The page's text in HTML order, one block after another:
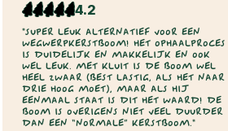
4.2
"SUPER LEUK ALTERNATIEF VOOR EEN
WEGWERPKERSTBOOM! HET OPHAALPROCES
IS DUIDELIJK EN MAKKELIJK EN OOK
WEL LEUK. MET KLUIT IS DE BOOM WEL
HEEL ZWAAR (BEST LASTIG, ALS HET NAAR
DRIE HOOG MOET), MAAR ALS HIJ
EENMAAL STAAT IS DIT HET WAARD! DE
BOOM IS OVERIGENS NIET VEEL DUURDER
DAN EEN “NORMALE” KERSTBOOM."